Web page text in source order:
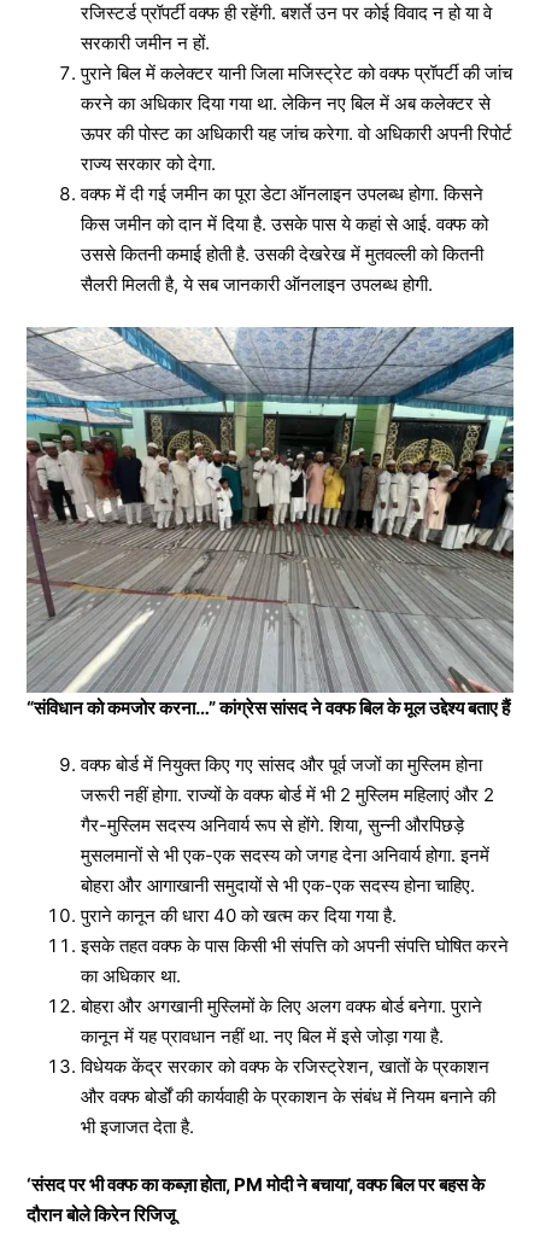
रजिस्टर्ड प्रॉपर्टी वक्फ ही रहेंगी. बशर्ते उन पर कोई विवाद न हो या वे
सरकारी जमीन न हों.
पुराने बिल में कलेक्टर यानी जिला मजिस्ट्रेट को वक्फ प्रॉपर्टी की जांच
करने का अधिकार दिया गया था. लेकिन नए बिल में अब कलेक्टर से
ऊपर की पोस्ट का अधिकारी यह जांच करेगा. वो अधिकारी अपनी रिपोर्ट
राज्य सरकार को देगा.
वक्फ में दी गई जमीन का पूरा डेटा ऑनलाइन उपलब्ध होगा. किसने
किस जमीन को दान में दिया है. उसके पास ये कहां से आई. वक्फ को
उससे कितनी कमाई होती है. उसकी देखरेख में मुतवल्ली को कितनी
सैलरी मिलती है, ये सब जानकारी ऑनलाइन उपलब्ध होगी.
“संविधान को कमजोर करना…” कांग्रेस सांसद ने वक्फ बिल के मूल उद्देश्य बताए हैं
वक्फ बोर्ड में नियुक्त किए गए सांसद और पूर्व जजों का मुस्लिम होना
जरूरी नहीं होगा. राज्यों के वक्फ बोर्ड में भी 2 मुस्लिम महिलाएं और 2
गैर-मुस्लिम सदस्य अनिवार्य रूप से होंगे. शिया, सुन्नी औरपिछड़े
मुसलमानों से भी एक-एक सदस्य को जगह देना अनिवार्य होगा. इनमें
बोहरा और आगाखानी समुदायों से भी एक-एक सदस्य होना चाहिए.
पुराने कानून की धारा 40 को खत्म कर दिया गया है.
इसके तहत वक्फ के पास किसी भी संपत्ति को अपनी संपत्ति घोषित करने
का अधिकार था.
बोहरा और अगखानी मुस्लिमों के लिए अलग वक्फ बोर्ड बनेगा. पुराने
कानून में यह प्रावधान नहीं था. नए बिल में इसे जोड़ा गया है.
विधेयक केंद्र सरकार को वक्फ के रजिस्ट्रेशन, खातों के प्रकाशन
और वक्फ बोर्डों की कार्यवाही के प्रकाशन के संबंध में नियम बनाने की
भी इजाजत देता है.
‘संसद पर भी वक्फ का कब्ज़ा होता, PM मोदी ने बचाया’, वक्फ बिल पर बहस के
दौरान बोले किरेन रिजिजू